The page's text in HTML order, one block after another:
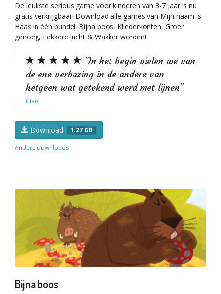
De leukste serious game voor kinderen van 3-7 jaar is nu
gratis verkrijgbaar! Download alle games van Mijn naam is
Haas in één bundel: Bijna boos, Kliederkonten, Groen
genoeg, Lekkere lucht & Wakker worden!
"In het begin vielen we van
de ene verbazing in de andere van
hetgeen wat getekend werd met lijnen"
Ciao!
Download 1.27 GB
Andere downloads
Bijna boos